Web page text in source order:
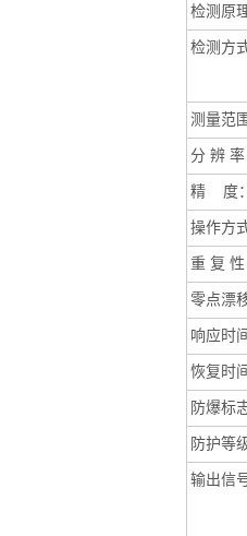
检测原
检测方
测量范
分 辨
精度
操作方
重复 性
零点漂
响应时
恢复时
防爆标
防护等
输出信